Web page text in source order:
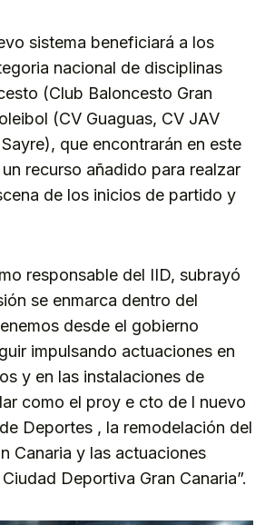
sistema beneficiará a los
nacional de disciplinas
(Club Baloncesto Gran
(CV Guaguas, CV JAV
que encontrarán en este
recurso añadido para realzar
de los inicios de partido y
responsable del IID, subrayó
se enmarca dentro del
desde el gobierno
impulsando actuaciones en
y en las instalaciones de
como el proy e cto de l nuevo
Deportes , la remodelación del
Canaria y las actuaciones
Deportiva Gran Canaria”.